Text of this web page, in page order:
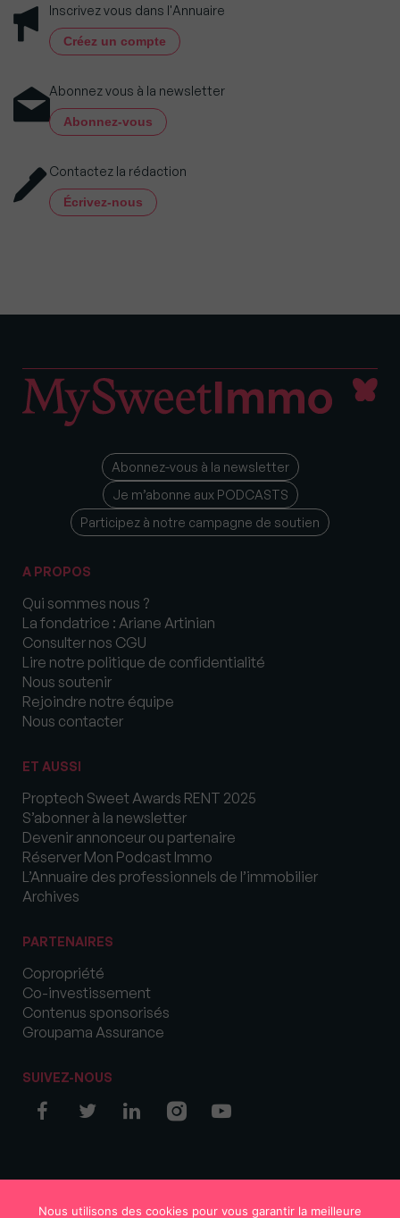
Inscrivez vous dans l'Annuaire
Créez un compte
Abonnez vous à la newsletter
Abonnez-vous
Contactez la rédaction
Écrivez-nous
Abonnez-vous à la newsletter
Je m’abonne aux PODCASTS
Participez à notre campagne de soutien
A PROPOS
Qui sommes nous ?
La fondatrice : Ariane Artinian
Consulter nos CGU
Lire notre politique de confidentialité
Nous soutenir
Rejoindre notre équipe
Nous contacter
ET AUSSI
Proptech Sweet Awards RENT 2025
S’abonner à la newsletter
Devenir annonceur ou partenaire
Réserver Mon Podcast Immo
L’Annuaire des professionnels de l’immobilier
Archives
PARTENAIRES
Copropriété
Co-investissement
Contenus sponsorisés
Groupama Assurance
SUIVEZ-NOUS
Nous utilisons des cookies pour vous garantir la meilleure